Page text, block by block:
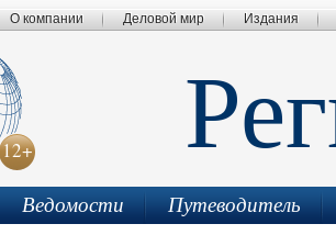
О компании Деловой мир Издания
12+
Ведомости Путеводитель